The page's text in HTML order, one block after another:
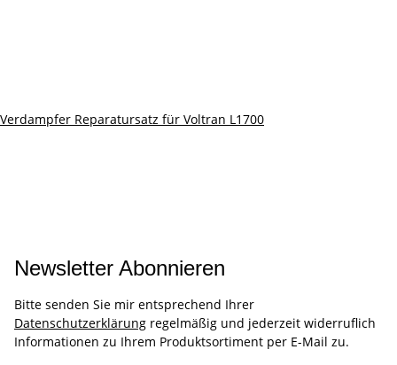
Verdampfer Reparatursatz für Voltran L1700
Newsletter Abonnieren
Bitte senden Sie mir entsprechend Ihrer
Datenschutzerklärung regelmäßig und jederzeit widerruflich
Informationen zu Ihrem Produktsortiment per E-Mail zu.